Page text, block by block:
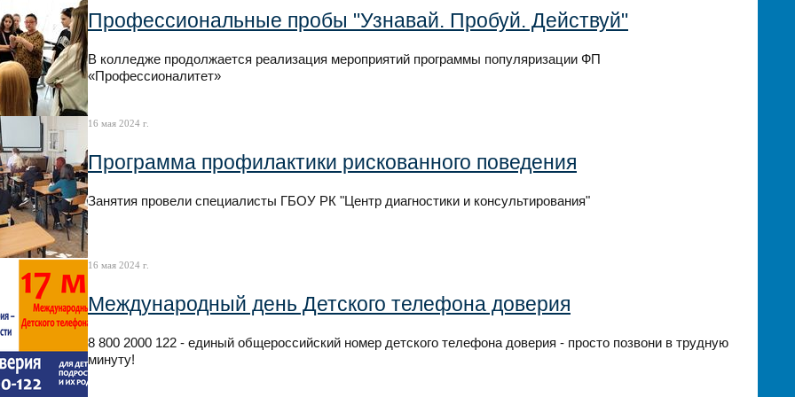
Профессиональные пробы "Узнавай. Пробуй. Действуй"
В колледже продолжается реализация мероприятий программы популяризации ФП
«Профессионалитет»
16 мая 2024 г.
Программа профилактики рискованного поведения
Занятия провели специалисты ГБОУ РК "Центр диагностики и консультирования"
16 мая 2024 г.
Международный день Детского телефона доверия
8 800 2000 122 - единый общероссийский номер детского телефона доверия - просто позвони в трудную
минуту!